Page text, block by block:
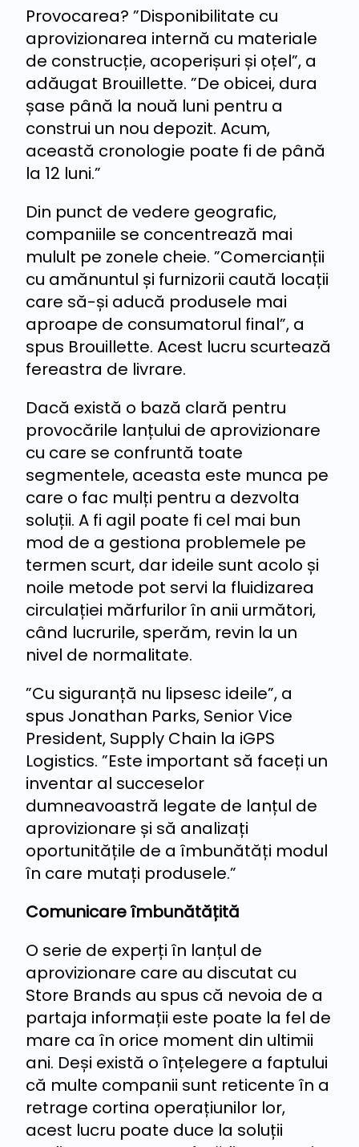
Provocarea? ”Disponibilitate cu
aprovizionarea internă cu materiale
de construcție, acoperișuri și oțel”, a
adăugat Brouillette. ”De obicei, dura
șase până la nouă luni pentru a
construi un nou depozit. Acum,
această cronologie poate fi de până
la 12 luni.”
Din punct de vedere geografic,
companiile se concentrează mai
mulult pe zonele cheie. ”Comercianții
cu amănuntul și furnizorii caută locații
care să-și aducă produsele mai
aproape de consumatorul final”, a
spus Brouillette. Acest lucru scurtează
fereastra de livrare.
Dacă există o bază clară pentru
provocările lanțului de aprovizionare
cu care se confruntă toate
segmentele, aceasta este munca pe
care o fac mulți pentru a dezvolta
soluții. A fi agil poate fi cel mai bun
mod de a gestiona problemele pe
termen scurt, dar ideile sunt acolo și
noile metode pot servi la fluidizarea
circulației mărfurilor în anii următori,
când lucrurile, sperăm, revin la un
nivel de normalitate.
”Cu siguranță nu lipsesc ideile”, a
spus Jonathan Parks, Senior Vice
President, Supply Chain la iGPS
Logistics. ”Este important să faceți un
inventar al succeselor
dumneavoastră legate de lanțul de
aprovizionare și să analizați
oportunitățile de a îmbunătăți modul
în care mutați produsele.”
Comunicare îmbunătățită
O serie de experți în lanțul de
aprovizionare care au discutat cu
Store Brands au spus că nevoia de a
partaja informații este poate la fel de
mare ca în orice moment din ultimii
ani. Deși există o înțelegere a faptului
că multe companii sunt reticente în a
retrage cortina operațiunilor lor,
acest lucru poate duce la soluții